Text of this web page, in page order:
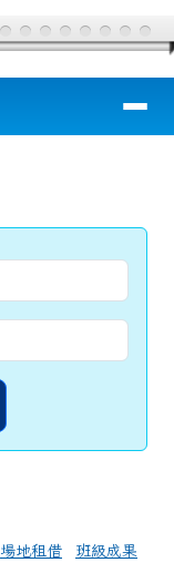
場地租借 班級成果